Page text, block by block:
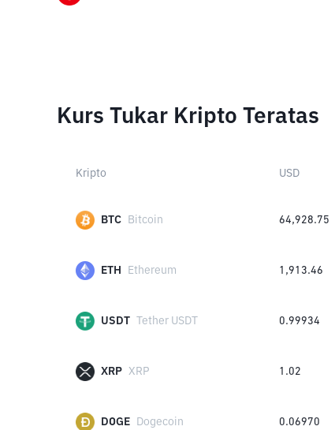
Kurs Tukar Kripto Teratas
Kripto USD
BTC Bitcoin 64,928.75
ETH Ethereum 1,913.46
USDT Tether USDT 0.99934
XRP XRP 1.02
DOGE Dogecoin 0.06970